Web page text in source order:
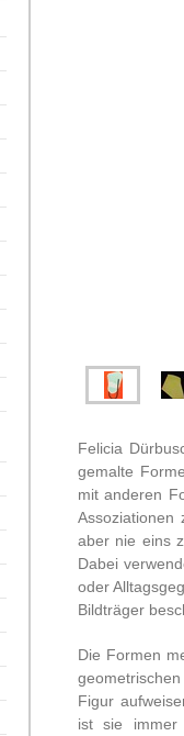
Felicia
gemalte
mit anderen
Assoziationen
aber nie eins
Dabei
oder
Bildträger
Die Formen
Figur
ist sie immer